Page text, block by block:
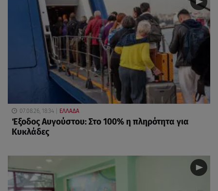
07.08.26, 18:34 ΕΛΛΑΔΑ
Έξοδος Αυγούστου: Στο 100% η πληρότητα για
Κυκλάδες